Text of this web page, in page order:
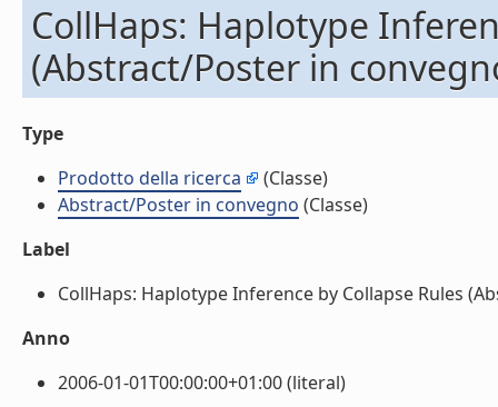
CollHaps: Haplotype
(Abstract/Poster in
Type
Prodotto della ricerca
(Classe)
Abstract/Poster in convegno (Classe)
Label
CollHaps: Haplotype Inference by Collapse Rules
Anno
2006-01-01T00:00:00+01:00 (literal)